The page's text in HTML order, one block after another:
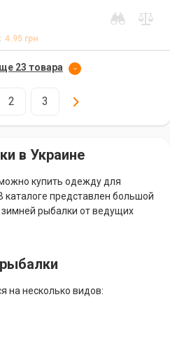
4.95 грн
23 товара
2 3
в Украине
купить одежду для
представлен большой
рыбалки от ведущих
на несколько видов: